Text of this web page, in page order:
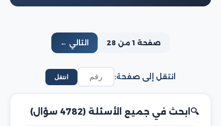
صفحة 1 من 28 التالي ←
انتقل إلى صفحة: انتقل
ابحث في جميع الأسئلة (4782 سؤال)